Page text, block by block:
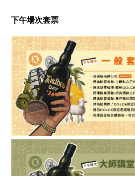
下午場次套票